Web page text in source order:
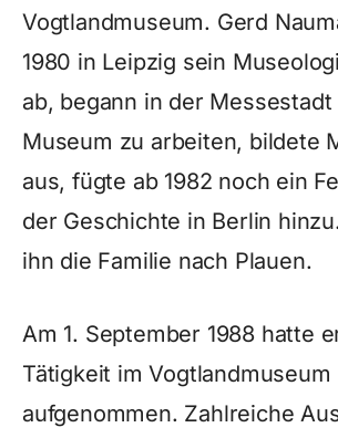
Vogtlandmuseum. Gerd
1980 in Leipzig sein
ab, begann in der Messestadt
Museum zu arbeiten, bildete
aus, fügte ab 1982 noch ein
der Geschichte in Berlin
ihn die Familie nach Plauen.
Am 1. September 1988 hatte
Tätigkeit im Vogtlandmuseum
aufgenommen. Zahlreiche